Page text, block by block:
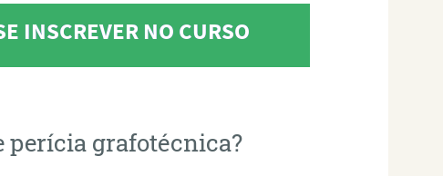
INSCREVER NO CURSO
perícia grafotécnica?